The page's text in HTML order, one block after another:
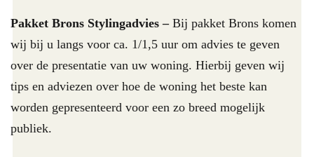
Pakket Brons Stylingadvies – Bij pakket Brons komen
wij bij u langs voor ca. 1/1,5 uur om advies te geven
over de presentatie van uw woning. Hierbij geven wij
tips en adviezen over hoe de woning het beste kan
worden gepresenteerd voor een zo breed mogelijk
publiek.